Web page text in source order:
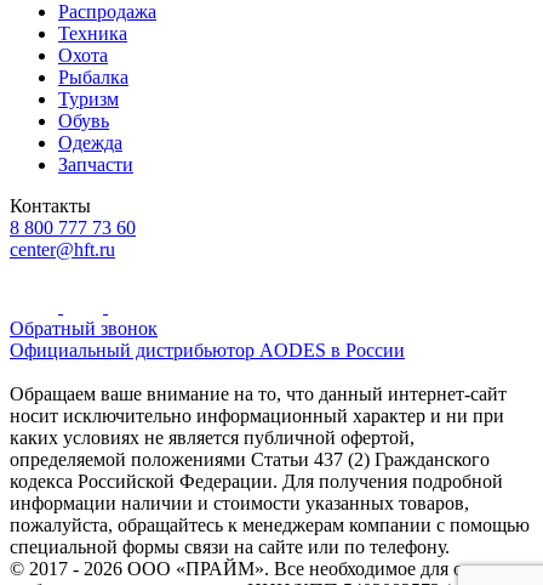
Распродажа
Техника
Охота
Рыбалка
Туризм
Обувь
Одежда
Запчасти
Контакты
8 800 777 73 60
center@hft.ru
Обратный звонок
Официальный дистрибьютор AODES в России
Обращаем ваше внимание на то, что данный интернет-сайт
носит исключительно информационный характер и ни при
каких условиях не является публичной офертой,
определяемой положениями Статьи 437 (2) Гражданского
кодекса Российской Федерации. Для получения подробной
информации наличии и стоимости указанных товаров,
пожалуйста, обращайтесь к менеджерам компании с помощью
специальной формы связи на сайте или по телефону.
© 2017 - 2026 ООО «ПРАЙМ». Все необходимое для охоты и